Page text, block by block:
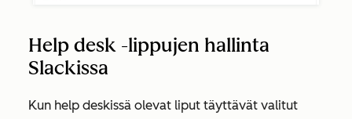
Help desk -lippujen hallinta
Slackissa
Kun help deskissä olevat liput täyttävät valitut